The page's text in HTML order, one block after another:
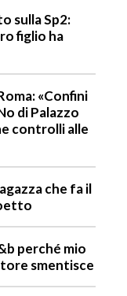
sulla Sp2:
figlio ha
«Confini
di Palazzo
controlli alle
che fa il
perché mio
smentisce